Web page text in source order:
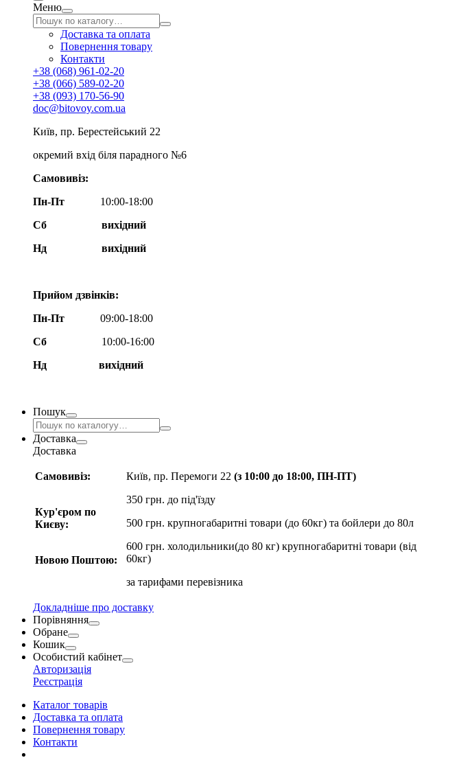
Меню
Доставка та оплата
Повернення товару
Контакти
+38 (068) 961-02-20
+38 (066) 589-02-20
+38 (093) 170-56-90
doc@bitovoy.com.ua
Київ, пр. Берестейський 22
окремий вхід біля парадного №6
Самовивіз:
Пн-Пт
10:00-18:00
Сб
вихідний
Нд
вихідний
Прийом дзвінків:
Пн-Пт
09:00-18:00
Сб
10:00-16:00
Нд вихідний
Пошук
Доставка
Доставка
Самовивіз:
Кур'єром по
Києву:
Новою Поштою:
Київ, пр. Перемоги 22 (з 10:00 до 18:00, ПН-ПТ)
350 грн. до під'їзду
500 грн. крупногабаритні товари (до 60кг) та бойлери до 80л
600 грн. холодильники(до 80 кг) крупногабаритні товари (від
60кг)
за тарифами перевізника
Докладніше про доставку
Порівняння
Обране
Кошик
Особистий кабінет
Авторизація
Реєстрація
Каталог товарів
Доставка та оплата
Повернення товару
Контакти